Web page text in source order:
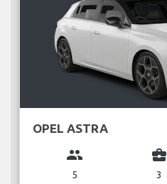
OPEL ASTRA
group
5
business_center
3